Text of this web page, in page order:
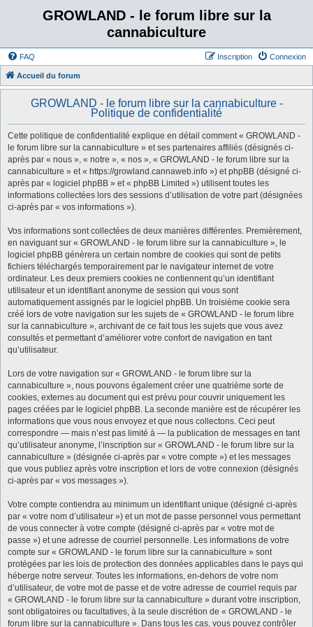
GROWLAND - le forum libre sur la
cannabiculture
FAQ Connexion
Inscription
Accueil du forum
GROWLAND - le forum libre sur la cannabiculture -
Politique de confidentialité
Cette politique de confidentialité explique en détail comment « GROWLAND -
le forum libre sur la cannabiculture » et ses partenaires affiliés (désignés ci-
après par « nous », « notre », « nos », « GROWLAND - le forum libre sur la
cannabiculture » et « https://growland.cannaweb.info ») et phpBB (désigné ci-
après par « logiciel phpBB » et « phpBB Limited ») utilisent toutes les
informations collectées lors des sessions d’utilisation de votre part (désignées
ci-après par « vos informations »).
Vos informations sont collectées de deux manières différentes. Premièrement,
en naviguant sur « GROWLAND - le forum libre sur la cannabiculture », le
logiciel phpBB génèrera un certain nombre de cookies qui sont de petits
fichiers téléchargés temporairement par le navigateur internet de votre
ordinateur. Les deux premiers cookies ne contiennent qu’un identifiant
utilisateur et un identifiant anonyme de session qui vous sont
automatiquement assignés par le logiciel phpBB. Un troisième cookie sera
créé lors de votre navigation sur les sujets de « GROWLAND - le forum libre
sur la cannabiculture », archivant de ce fait tous les sujets que vous avez
consultés et permettant d’améliorer votre confort de navigation en tant
qu’utilisateur.
Lors de votre navigation sur « GROWLAND - le forum libre sur la
cannabiculture », nous pouvons également créer une quatrième sorte de
cookies, externes au document qui est prévu pour couvrir uniquement les
pages créées par le logiciel phpBB. La seconde manière est de récupérer les
informations que vous nous envoyez et que nous collectons. Ceci peut
correspondre — mais n’est pas limité à — la publication de messages en tant
qu’utilisateur anonyme, l’inscription sur « GROWLAND - le forum libre sur la
cannabiculture » (désignée ci-après par « votre compte ») et les messages
que vous publiez après votre inscription et lors de votre connexion (désignés
ci-après par « vos messages »).
Votre compte contiendra au minimum un identifiant unique (désigné ci-après
par « votre nom d’utilisateur ») et un mot de passe personnel vous permettant
de vous connecter à votre compte (désigné ci-après par « votre mot de
passe ») et une adresse de courriel personnelle. Les informations de votre
compte sur « GROWLAND - le forum libre sur la cannabiculture » sont
protégées par les lois de protection des données applicables dans le pays qui
héberge notre serveur. Toutes les informations, en-dehors de votre nom
d’utilisateur, de votre mot de passe et de votre adresse de courriel requis par
« GROWLAND - le forum libre sur la cannabiculture » durant votre inscription,
sont obligatoires ou facultatives, à la seule discrétion de « GROWLAND - le
forum libre sur la cannabiculture ». Dans tous les cas, vous pouvez contrôler